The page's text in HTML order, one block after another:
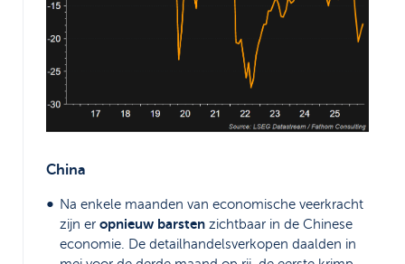
China
Na enkele maanden van economische veerkracht
zijn er opnieuw barsten zichtbaar in de Chinese
economie. De detailhandelsverkopen daalden in